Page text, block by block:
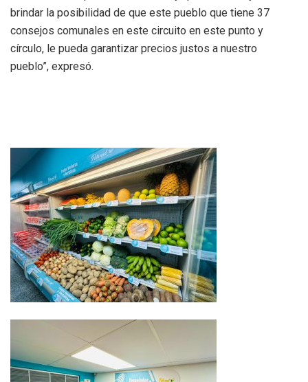
brindar la posibilidad de que este pueblo que tiene 37
consejos comunales en este circuito en este punto y
círculo, le pueda garantizar precios justos a nuestro
pueblo”, expresó.